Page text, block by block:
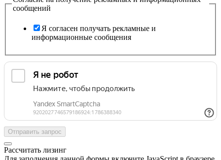
сообщений
Я согласен получать рекламные и
информационные сообщения
Отправить запрос
Рассчитать лизинг